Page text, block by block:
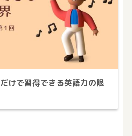
けで習得できる英語力の限